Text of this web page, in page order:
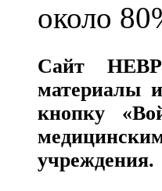
около
Сайт
материалы
кнопку
учреждения.